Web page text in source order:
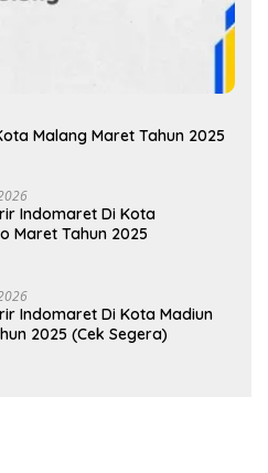
Malang Maret Tahun 2025
Indomaret Di Kota
Maret Tahun 2025
Indomaret Di Kota Madiun
2025 (Cek Segera)